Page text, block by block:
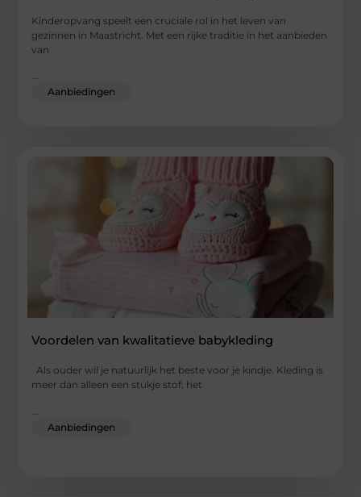
Kinderopvang speelt een cruciale rol in het leven van
gezinnen in Maastricht. Met een rijke traditie in het aanbieden
van
...
Aanbiedingen
Voordelen van kwalitatieve babykleding
Als ouder wil je natuurlijk het beste voor je kindje. Kleding is
meer dan alleen een stukje stof; het
Aanbiedingen